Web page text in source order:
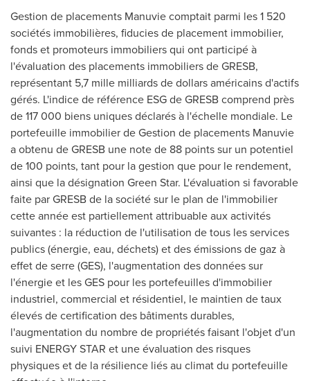
Gestion de placements Manuvie comptait parmi les 1 520
sociétés immobilières, fiducies de placement immobilier,
fonds et promoteurs immobiliers qui ont participé à
l'évaluation des placements immobiliers de GRESB,
représentant 5,7 mille milliards de dollars américains d'actifs
gérés. L'indice de référence ESG de GRESB comprend près
de 117 000 biens uniques déclarés à l'échelle mondiale. Le
portefeuille immobilier deGestion de placements Manuvie
a obtenu de GRESB une note de 88 points sur un potentiel
de 100 points, tant pour la gestion que pour le rendement,
ainsi que la désignation Green Star. L'évaluation si favorable
faite par GRESB de la société sur le plan de l'immobilier
cette année est partiellement attribuable aux activités
suivantes : la réduction de l'utilisation de tous les services
publics (énergie, eau, déchets) et des émissions de gaz à
effet de serre (GES), l'augmentation des données sur
l'énergie et les GES pour les portefeuilles d'immobilier
industriel, commercial et résidentiel, le maintien de taux
élevés de certification des bâtiments durables,
l'augmentation du nombre de propriétés faisant l'objet d'un
suivi ENERGY STAR et une évaluation des risques
physiques et de la résilience liés au climat du portefeuille